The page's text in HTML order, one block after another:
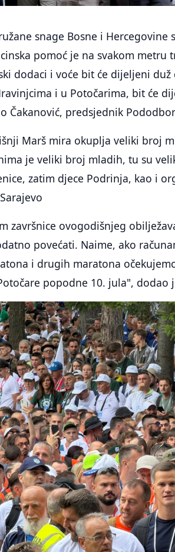
snage Bosne i Hercegovine
pomoć je na svakom metru
dodaci i voće bit će dijeljeni duž
i u Potočarima, bit će
Čakanović, predsjednik
Marš mira okuplja veliki broj
je veliki broj mladih, tu su
zatim djece Podrinja, kao i
završnice ovogodišnjeg
povećati. Naime, ako
i drugih maratona
popodne 10. jula", dodao